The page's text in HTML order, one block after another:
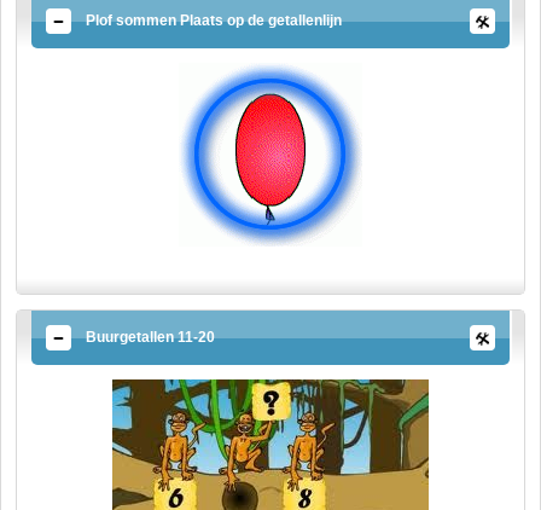
Plof sommen Plaats op de getallenlijn
Buurgetallen 11-20